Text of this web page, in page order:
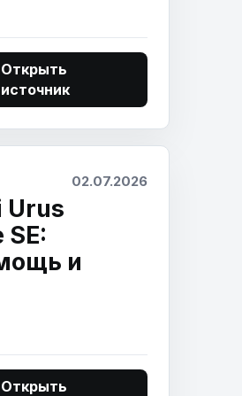
Открыть
источник
02.07.2026
Urus
и
Открыть